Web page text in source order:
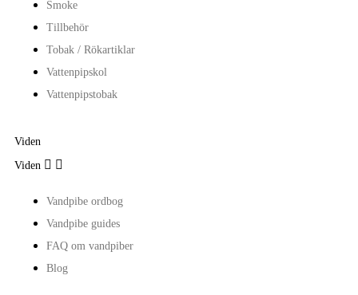
Smoke
Tillbehör
Tobak / Rökartiklar
Vattenpipskol
Vattenpipstobak
Viden
Viden  
Vandpibe ordbog
Vandpibe guides
FAQ om vandpiber
Blog